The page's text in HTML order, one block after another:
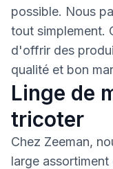
possible. Nous
tout simplement.
d'offrir des
qualité et bon
Linge de
tricoter
Chez Zeeman,
large